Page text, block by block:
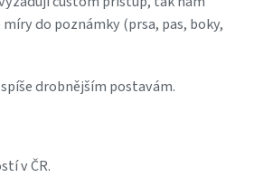
do poznámky (prsa, pas, boky,
drobnějším postavám.
v ČR.